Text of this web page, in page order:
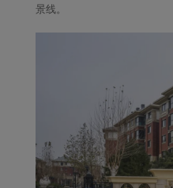
景线。